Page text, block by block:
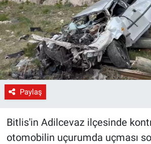
Paylaş
Bitlis'in Adilcevaz ilçesinde
otomobilin uçurumda uçması
Resmi İlanlar
Sağlık
Siyaset
Spor